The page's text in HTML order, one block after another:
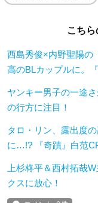
こち
西島秀俊×内野聖陽の
高のBLカップルに。
ヤンキー男子の一途
の行方に注目！
タロ・リン、露出度
に…!? 『奇蹟』白范
上杉柊平＆西村拓哉
クスに放心！